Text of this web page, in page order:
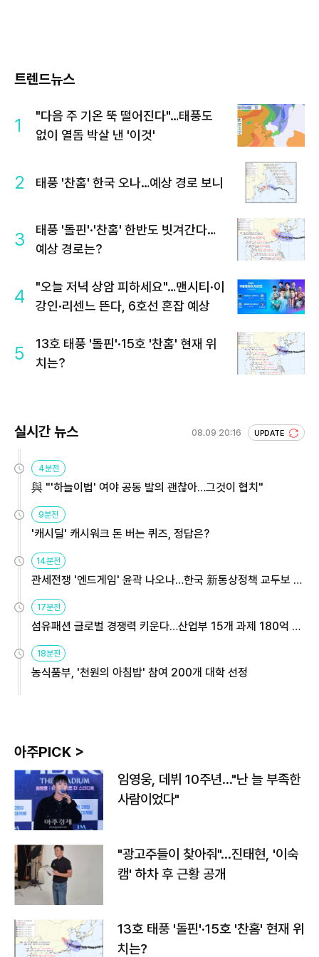
트렌드뉴스
1
"다음 주 기온 뚝 떨어진다"…태풍도
없이 열돔 박살 낸 '이것'
2 태풍 '찬홈' 한국 오나…예상 경로 보니
3
태풍 '돌핀'·'찬홈' 한반도 빗겨간다…
예상 경로는?
4
"오늘 저녁 상암 피하세요"…맨시티·이
강인·리센느 뜬다, 6호선 혼잡 예상
5
13호 태풍 '돌핀'·15호 '찬홈' 현재 위
치는?
실시간 뉴스 08.09 20:16 UPDATE
4분전
與 "'하늘이법' 여야 공동 발의 괜찮아…그것이 협치"
9분전
'캐시딜' 캐시워크 돈 버는 퀴즈, 정답은?
14분전
관세전쟁 '엔드게임' 윤곽 나오나…한국 新통상정책 교두보 활
용해야
17분전
섬유패션 글로벌 경쟁력 키운다…산업부 15개 과제 180억 지
원
18분전
농식품부, '천원의 아침밥' 참여 200개 대학 선정
아주PICK >
임영웅, 데뷔 10주년…"난 늘 부족한
사람이었다"
"광고주들이 찾아줘"…진태현, '이숙
캠' 하차 후 근황 공개
13호 태풍 '돌핀'·15호 '찬홈' 현재 위
치는?